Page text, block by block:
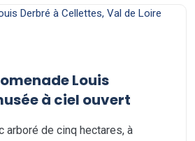
Louis
à ciel ouvert
arboré de cinq hectares, à